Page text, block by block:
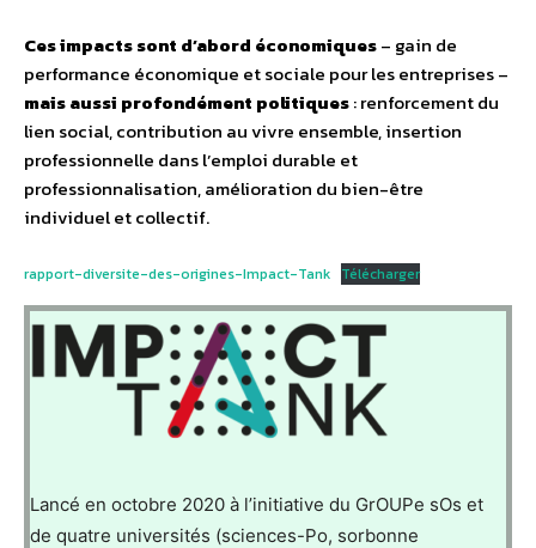
Ces impacts sont d’abord économiques– gain de
performance économique et sociale pour les entreprises –
mais aussi profondément politiques: renforcement du
lien social, contribution au vivre ensemble, insertion
professionnelle dans l’emploi durable et
professionnalisation, amélioration du bien-être
individuel et collectif.
rapport-diversite-des-origines-Impact-Tank Télécharger
Lancé en octobre 2020 à l’initiative du GrOUPe sOs et
de quatre universités (sciences-Po, sorbonne